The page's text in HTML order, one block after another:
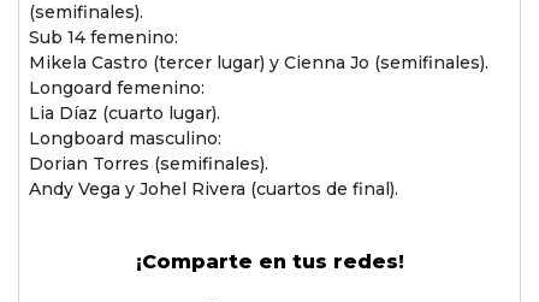
(semifinales).
Sub 14 femenino:
Mikela Castro (tercer lugar) y Cienna Jo (semifinales).
Longoard femenino:
Lia Díaz (cuarto lugar).
Longboard masculino:
Dorian Torres (semifinales).
Andy Vega y Johel Rivera (cuartos de final).
¡Comparte en tus redes!